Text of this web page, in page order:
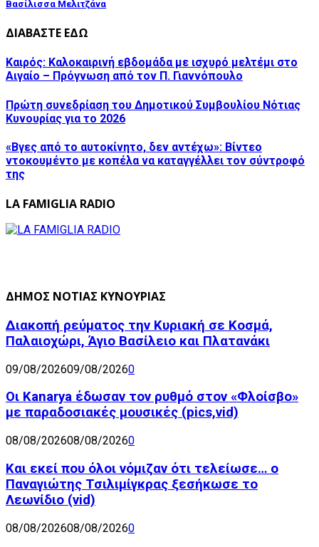
Βασίλισσα Μελιτζάνα
ΔΙΑΒΑΣΤΕ ΕΔΩ
Καιρός: Καλοκαιρινή εβδομάδα με ισχυρό μελτέμι στο
Αιγαίο – Πρόγνωση από τον Π. Γιαννόπουλο
Πρώτη συνεδρίαση του Δημοτικού Συμβουλίου Νότιας
Κυνουρίας για το 2026
«Βγες από το αυτοκίνητο, δεν αντέχω»: Βίντεο
ντοκουμέντο με κοπέλα να καταγγέλλει τον σύντροφό
της
LA FAMIGLIA RADIO
ΔΗΜΟΣ ΝΟΤΙΑΣ ΚΥΝΟΥΡΙΑΣ
Διακοπή ρεύματος την Κυριακή σε Κοσμά,
Παλαιοχώρι, Άγιο Βασίλειο και Πλατανάκι
09/08/202609/08/20260
Οι Kanarya έδωσαν τον ρυθμό στον «Φλοίσβο»
με παραδοσιακές μουσικές (pics,vid)
08/08/202608/08/20260
Και εκεί που όλοι νόμιζαν ότι τελείωσε… ο
Παναγιώτης Τσιλιμίγκρας ξεσήκωσε το
Λεωνίδιο (vid)
08/08/202608/08/20260